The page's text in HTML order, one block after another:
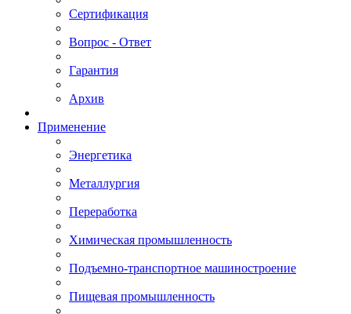
Сертификация
Вопрос - Ответ
Гарантия
Архив
Применение
Энергетика
Металлургия
Переработка
Химическая промышленность
Подъемно-транспортное машиностроение
Пищевая промышленность